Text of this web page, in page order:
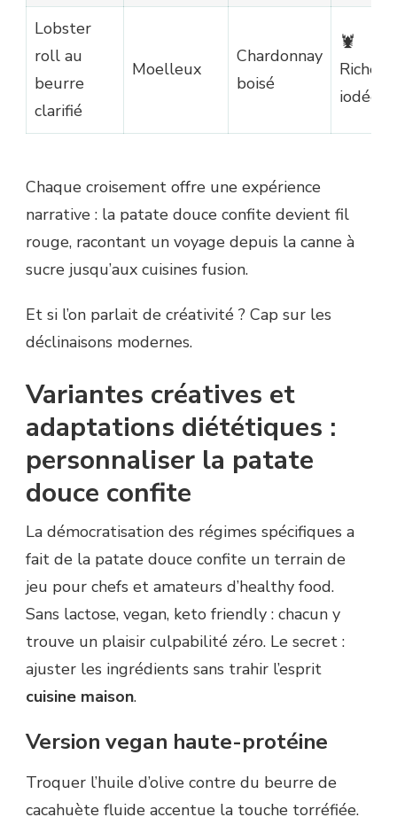
Lobster
roll au
beurre
clarifié
Moelleux
Chardonnay
boisé
🦞
iodée
Chaque croisement offre une expérience
narrative : la patate douce confite devient fil
rouge, racontant un voyage depuis la canne à
sucre jusqu’aux cuisines fusion.
Et si l’on parlait de créativité ? Cap sur les
déclinaisons modernes.
Variantes créatives et
adaptations diététiques :
personnaliser la patate
douce confite
La démocratisation des régimes spécifiques a
fait de la patate douce confite un terrain de
jeu pour chefs et amateurs d’healthy food.
Sans lactose, vegan, keto friendly : chacun y
trouve un plaisir culpabilité zéro. Le secret :
ajuster les ingrédients sans trahir l’esprit
cuisine maison.
Version vegan haute-protéine
Troquer l’huile d’olive contre du beurre de
cacahuète fluide accentue la touche torréfiée.